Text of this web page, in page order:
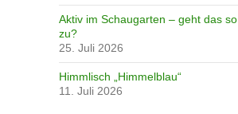
Aktiv im Schaugarten – geht das so
zu?
25. Juli 2026
Himmlisch „Himmelblau“
11. Juli 2026